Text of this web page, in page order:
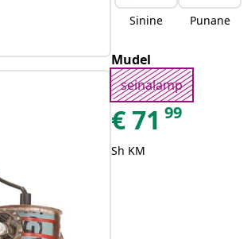
Sinine Punane
Mudel
seinalamp
€71 99
Sh KM